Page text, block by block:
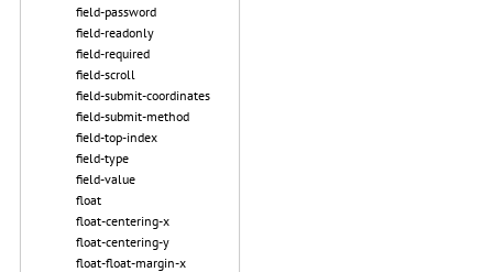
field-password
field-readonly
field-required
field-scroll
field-submit-coordinates
field-submit-method
field-top-index
field-type
field-value
float
float-centering-x
float-centering-y
float-float-margin-x